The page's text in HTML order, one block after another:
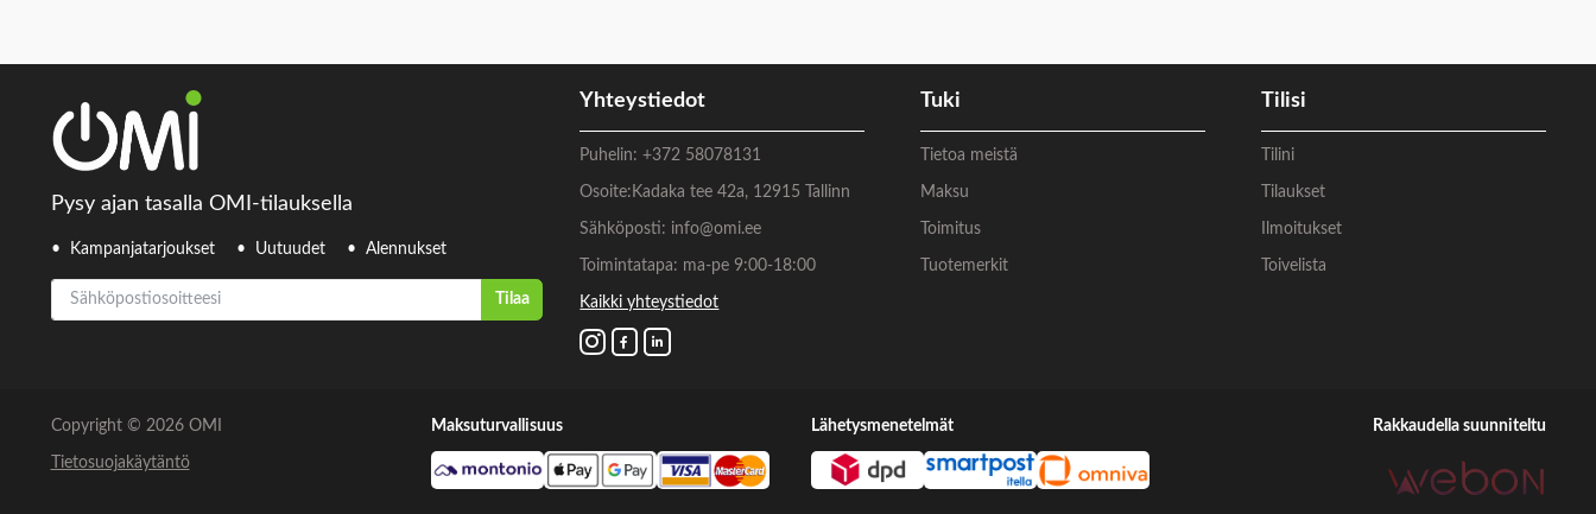
Pysy ajan tasalla OMI-tilauksella
Kampanjatarjoukset Uutuudet Alennukset
Sähköpostiosoitteesi
Tilaa
Yhteystiedot
Puhelin:+372 58078131
Osoite: Kadaka tee 42a, 12915 Tallinn
Sähköposti: info@omi.ee
Toimintatapa: ma-pe 9:00-18:00
Kaikki yhteystiedot
Tuki
Tietoa meistä
Maksu
Toimitus
Tuotemerkit
Tilisi
Tilini
Tilaukset
Ilmoitukset
Toivelista
Copyright © 2026 OMI
Tietosuojakäytäntö
Maksuturvallisuus Lähetysmenetelmät Rakkaudella suunniteltu